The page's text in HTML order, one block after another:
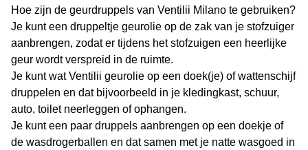
Hoe zijn de geurdruppels van Ventilii Milano te gebruiken?
Je kunt een druppeltje geurolie op de zak van je stofzuiger
aanbrengen, zodat er tijdens het stofzuigen een heerlijke
geur wordt verspreid in de ruimte.
Je kunt wat Ventilii geurolie op een doek(je) of wattenschijf
druppelen en dat bijvoorbeeld in je kledingkast, schuur,
auto, toilet neerleggen of ophangen.
Je kunt een paar druppels aanbrengen op een doekje of
de wasdrogerballen en dat samen met je natte wasgoed in